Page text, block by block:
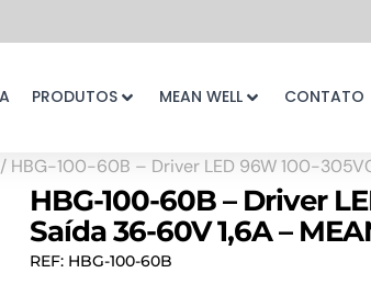
PRODUTOS MEAN WELL CONTATO
/ HBG-100-60B – Driver LED 96W 100-
HBG-100-60B – Driver
Saída 36-60V 1,6A –
REF: HBG-100-60B